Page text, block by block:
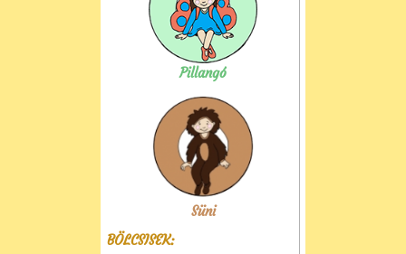
Pillangó
Süni
BÖLCSISEK: